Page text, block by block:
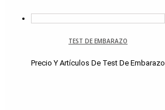
TEST DE EMBARAZO
Precio Y Artículos De Test De Embarazo